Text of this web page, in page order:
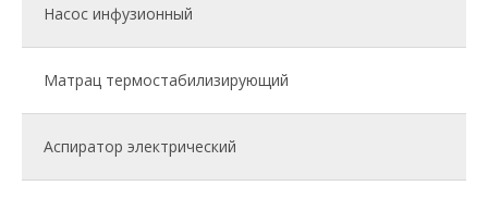
Насос инфузионный
Матрац термостабилизирующий
Аспиратор электрический